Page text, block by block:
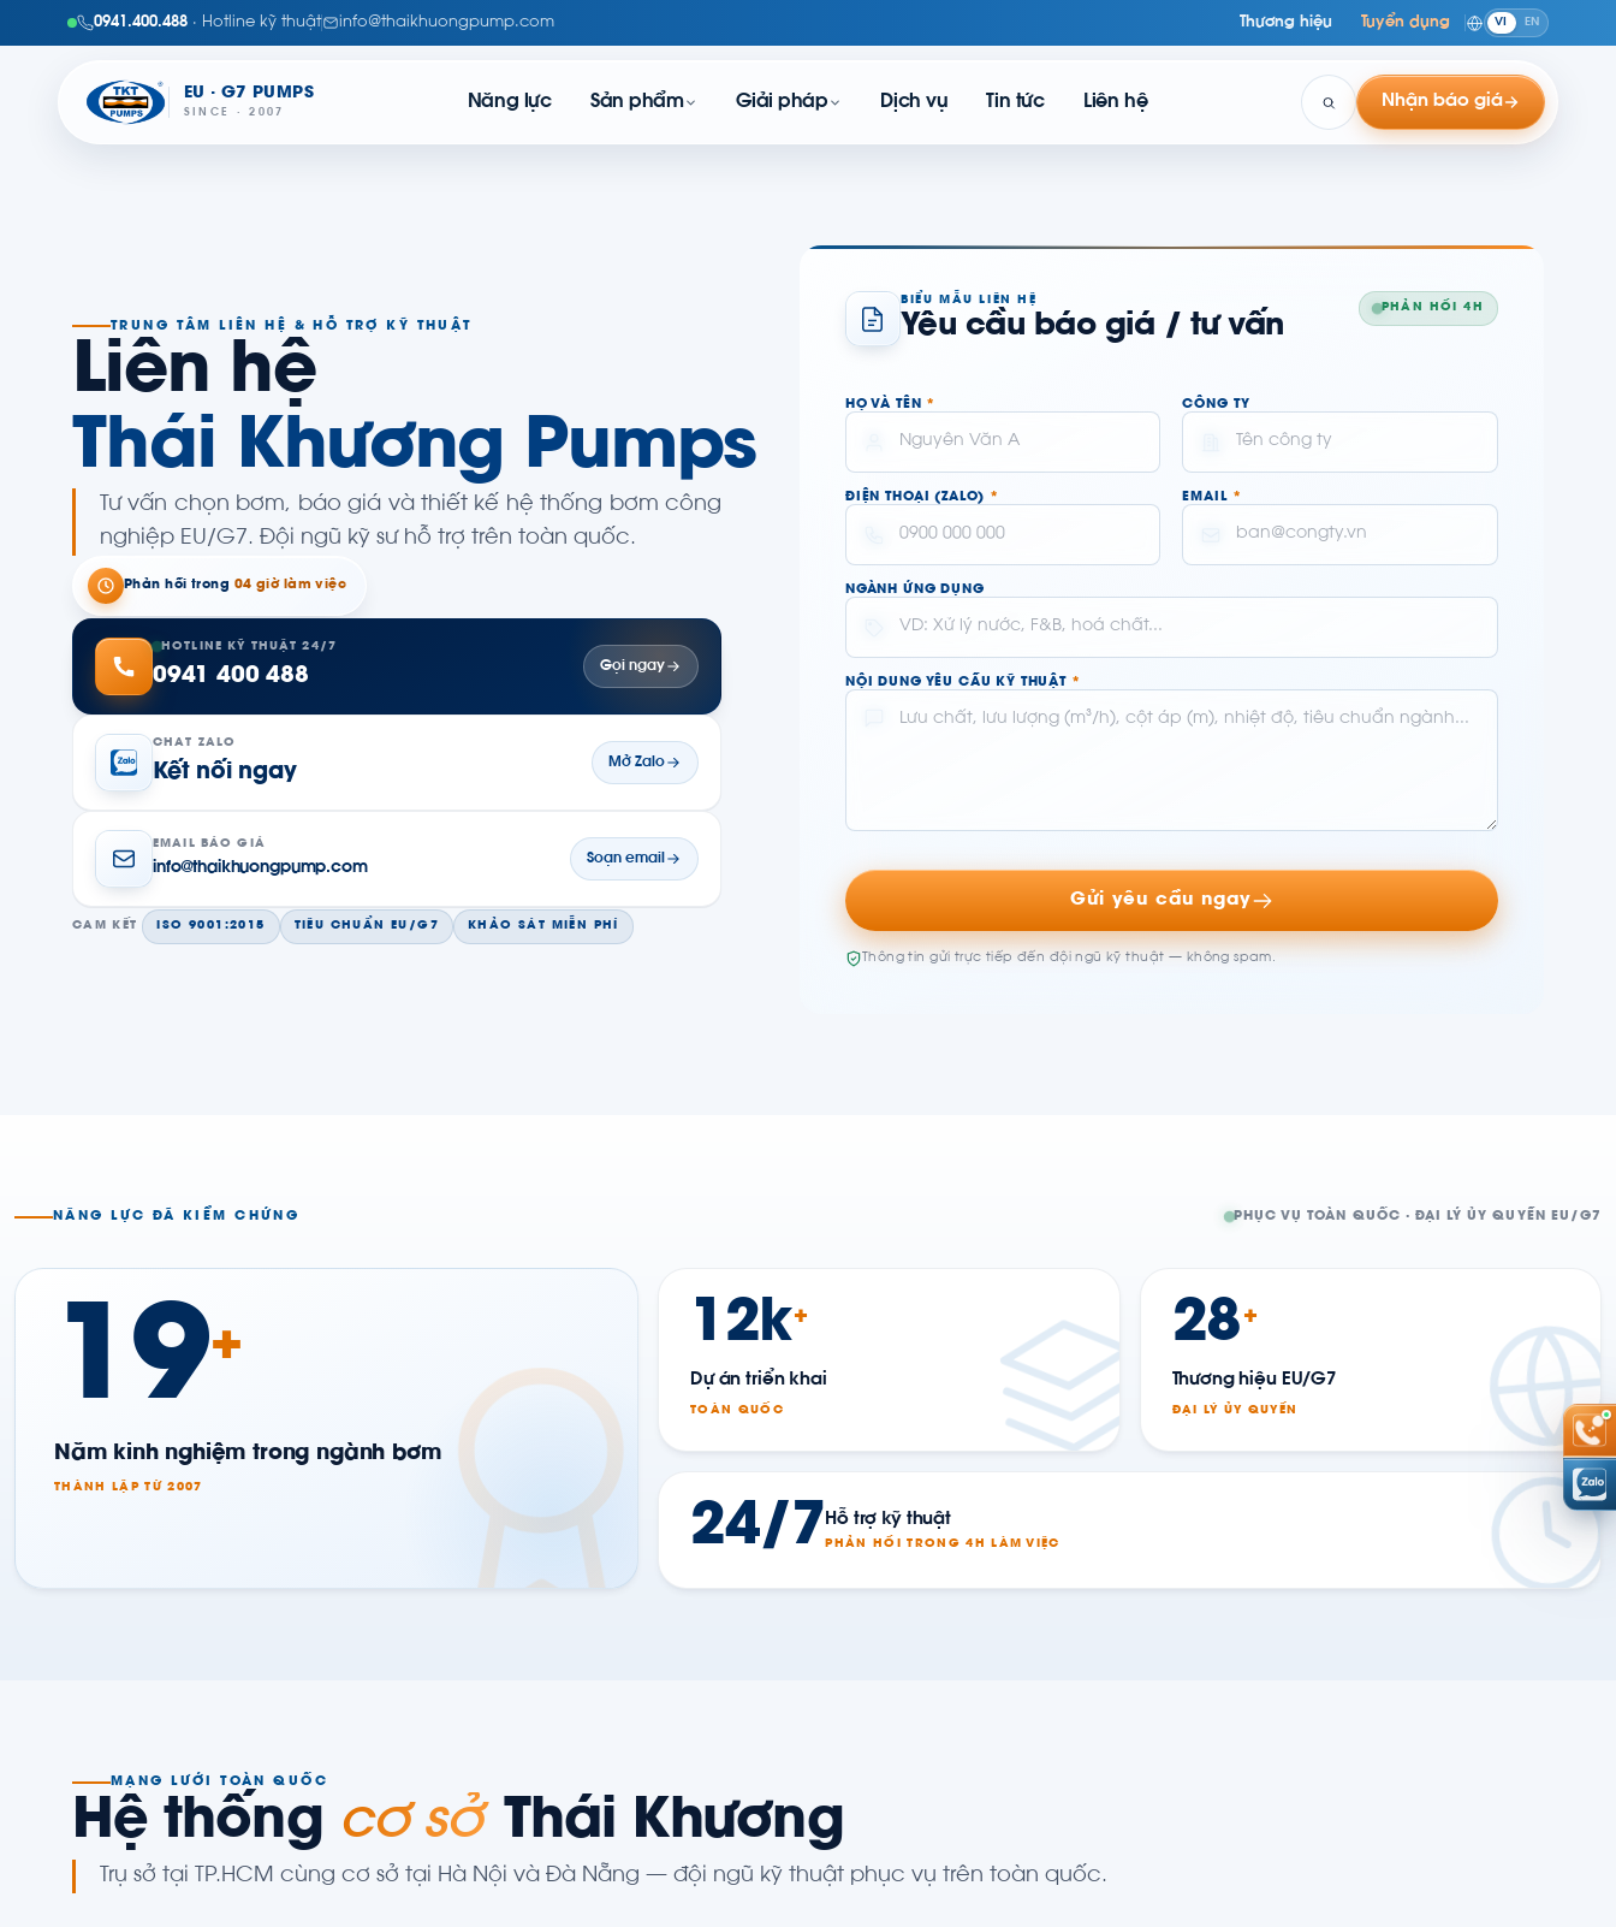
0941.400.488 · Hotline kỹ thuật info@thaikhuongpump.com Thương hiệu Tuyển dụng VI EN
EU · G7 PUMPS
SINCE · 2007
Năng lực Sản phẩm Giải pháp Dịch vụ Tin tức Liên hệ Nhận báo giá
TRUNG TÂM LIÊN HỆ & HỖ TRỢ KỸ THUẬT
Liên hệ
Thái Khương Pumps
Tư vấn chọn bơm, báo giá và thiết kế hệ thống bơm công
nghiệp EU/G7. Đội ngũ kỹ sư hỗ trợ trên toàn quốc.
Phản hồi trong 04 giờ làm việc
HOTLINE KỸ THUẬT 24/7
0941 400 488 Gọi ngay
CHAT ZALO
Kết nối ngay Mở Zalo
EMAIL BÁO GIÁ
info@thaikhuongpump.com
Soạn email
CAM KẾT ISO 9001:2015 TIÊU CHUẨN EU/G7 KHẢO SÁT MIỄN PHÍ
BIỂU MẪU LIÊN HỆ
Yêu cầu báo giá / tư vấn
PHẢN HỒI 4H
HỌ VÀ TÊN * CÔNG TY
ĐIỆN THOẠI (ZALO) * EMAIL *
NGÀNH ỨNG DỤNG
NỘI DUNG YÊU CẦU KỸ THUẬT *
Gửi yêu cầu ngay
Thông tin gửi trực tiếp đến đội ngũ kỹ thuật — không spam.
NĂNG LỰC ĐÃ KIỂM CHỨNG PHỤC VỤ TOÀN QUỐC · ĐẠI LÝ ỦY QUYỀN EU/G7
19+
Năm kinh nghiệm trong ngành bơm
THÀNH LẬP TỪ 2007
12k+
Dự án triển khai
TOÀN QUỐC
28 +
Thương hiệu EU/G7
ĐẠI LÝ ỦY QUYỀN
24/7Hỗ trợ kỹ thuật
PHẢN HỒI TRONG 4H LÀM VIỆC
MẠNG LƯỚI TOÀN QUỐC
Hệ thống cơ sởThái Khương
Trụ sở tại TP.HCM cùng cơ sở tại Hà Nội và Đà Nẵng — đội ngũ kỹ thuật phục vụ trên toàn quốc.